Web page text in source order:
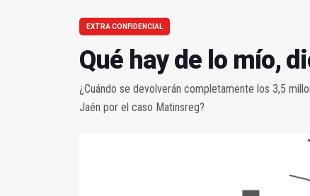
EXTRA CONFIDENCIAL
Qué hay de lo mío,
¿Cuándo se devolverán completamente los 3,5
Jaén por el caso Matinsreg?